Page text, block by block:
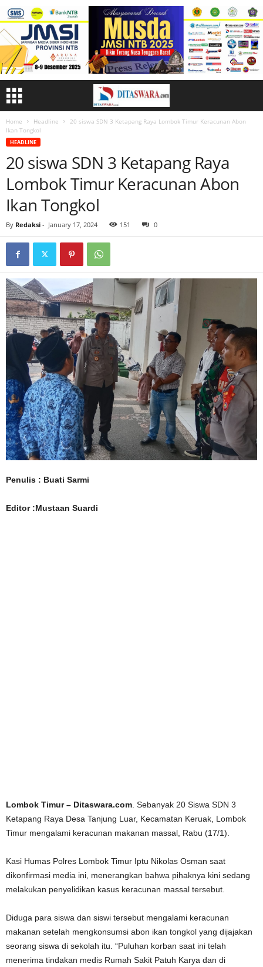
Home Headline
20 siswa SDN 3 Ketapang Raya Lombok Timur Keracunan Abon
Ikan Tongkol
HEADLINE
20 siswa SDN 3 Ketapang Raya
Lombok Timur Keracunan Abon
Ikan Tongkol
By Redaksi - January 17, 2024 151 0
Penulis : Buati Sarmi
Editor :Mustaan Suardi
Lombok Timur – Ditaswara.com. Sebanyak 20 Siswa SDN 3
Ketapang Raya Desa Tanjung Luar, Kecamatan Keruak, Lombok
Timur mengalami keracunan makanan massal, Rabu (17/1).
Kasi Humas Polres Lombok Timur Iptu Nikolas Osman saat
dikonfirmasi media ini, menerangkan bahwa pihaknya kini sedang
melakukan penyelidikan kasus keracunan massal tersebut.
Diduga para siswa dan siswi tersebut mengalami keracunan
makanan setelah mengkonsumsi abon ikan tongkol yang dijajakan
seorang siswa di sekolah itu. “Puluhan korban saat ini telah
menerima tindakan medis Rumah Sakit Patuh Karya dan di